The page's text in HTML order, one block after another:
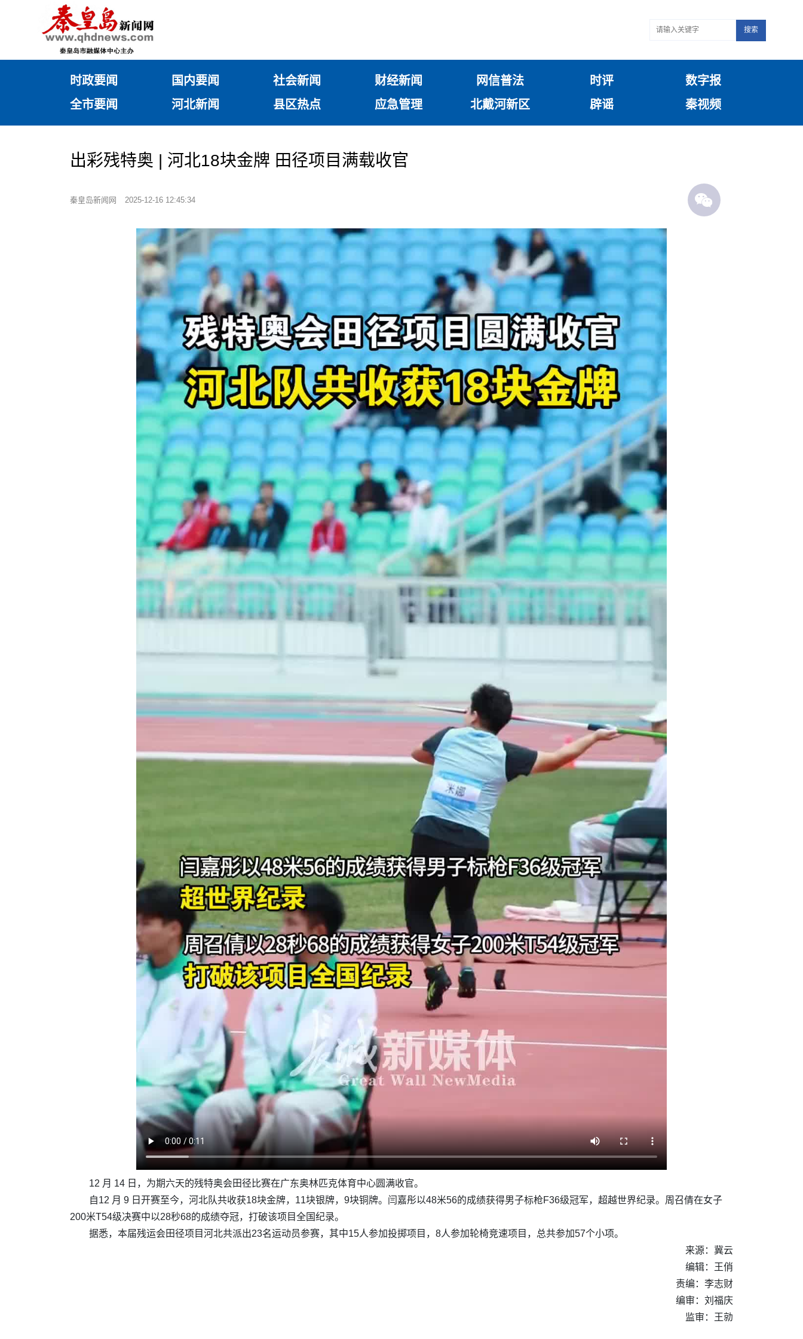
搜索
时政要闻 国内要闻 社会新闻 财经新闻 网信普法 时评
数字报
全市要闻
河北新闻 县区热点 应急管理 北戴河新区 辟谣 秦视频
出彩残特奥 | 河北18块金牌 田径项目满载收官
秦皇岛新闻网 2025-12-16 12:45:34
12 月 14 日，为期六天的残特奥会田径比赛在广东奥林匹克体育中心圆满收官。
自12 月 9 日开赛至今，河北队共收获18块金牌，11块银牌，9块铜牌。闫嘉彤以48米56的成绩获得男子标枪F36级冠军，超越世界纪录。周召倩在女子
200米T54级决赛中以28秒68的成绩夺冠，打破该项目全国纪录。
据悉，本届残运会田径项目河北共派出23名运动员参赛，其中15人参加投掷项目，8人参加轮椅竞速项目，总共参加57个小项。
来源：冀云
编辑：王俏
责编：李志财
编审：刘福庆
监审：王勍